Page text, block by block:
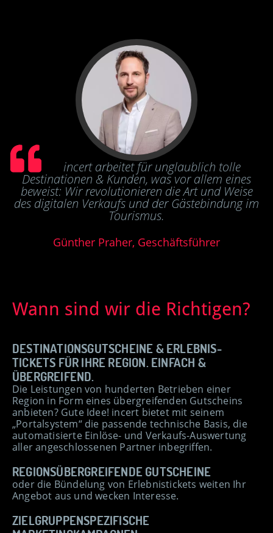
incert arbeitet für unglaublich tolle
Destinationen & Kunden, was vor allem eines
beweist: Wir revolutionieren die Art und Weise
des digitalen Verkaufs und der Gästebindung im
Tourismus.
Günther Praher, Geschäftsführer
Wann sind wir die Richtigen?
DESTINATIONS­GUTSCHEINE & ERLEBNIS-
TICKETS FÜR IHRE REGION. EINFACH &
ÜBERGREIFEND.
Die Leistungen von hunderten Betrieben einer
Region in Form eines übergreifenden Gutscheins
anbieten? Gute Idee! incert bietet mit seinem
„Portalsystem“ die passende technische Basis, die
automatisierte Einlöse- und Verkaufs-Auswertung
aller angeschlossenen Partner inbegriffen.
REGIONSÜBERGREIFENDE GUTSCHEINE
oder die Bündelung von Erlebnistickets weiten Ihr
Angebot aus und wecken Interesse.
ZIELGRUPPENSPEZIFISCHE